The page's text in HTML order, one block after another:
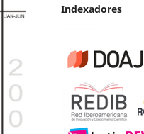
Indexadores